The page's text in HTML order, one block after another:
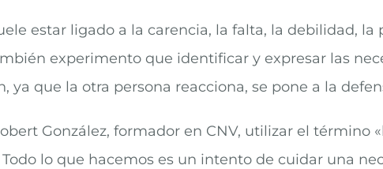
estar ligado a la carencia, la falta, la debilidad, la
experimento que identificar y expresar las
que la otra persona reacciona, se pone a la
González, formador en CNV, utilizar el término
Todo lo que hacemos es un intento de cuidar una